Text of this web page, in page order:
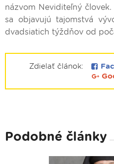
názvom Neviditeľný
sa objavujú tajomstvá
dvadsiatich týždňov od
Zdielať článok:
Podobné články